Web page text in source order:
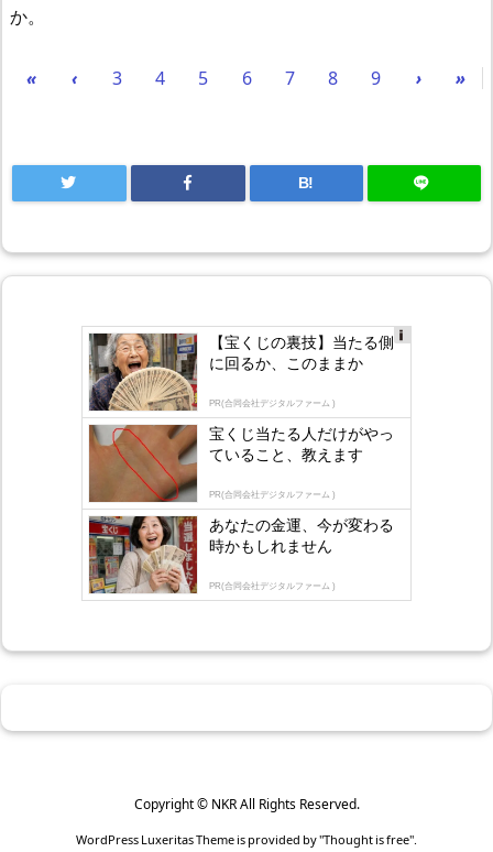
か。
« ‹ 3 4 5 6 7 8 9 › »
B!
gly
【宝くじの裏技】当たる側
に回るか、このままか
PR(合同会社デジタルファーム )
宝くじ当たる人だけがやっ
ていること、教えます
PR(合同会社デジタルファーム )
あなたの金運、今が変わる
時かもしれません
PR(合同会社デジタルファーム )
Copyright © NKRAll Rights Reserved.
WordPress Luxeritas Theme is provided by "Thought is free".